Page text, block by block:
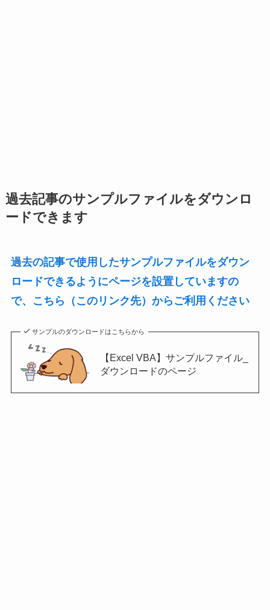
過去記事のサンプルファイルをダウンロ
ードできます
過去の記事で使用したサンプルファイルをダウン
ロードできるようにページを設置していますの
で、こちら（このリンク先）からご利用ください
サンプルのダウンロードはこちらから
【Excel VBA】サンプルファイル_
ダウンロードのページ